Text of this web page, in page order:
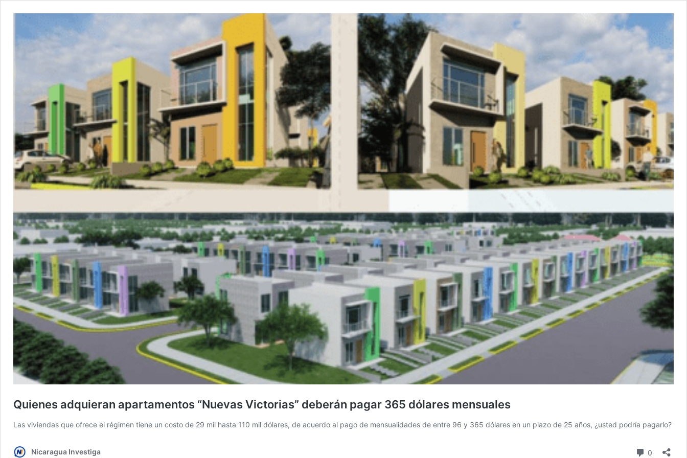
Quienes adquieran apartamentos “Nuevas Victorias” deberán pagar 365 dólares mensuales
Las viviendas que ofrece el régimen tiene un costo de 29 mil hasta 110 mil dólares, de acuerdo al pago de mensualidades de entre 96 y 365 dólares en un plazo de 25 años, ¿usted podría pagarlo?
Nicaragua Investiga 0